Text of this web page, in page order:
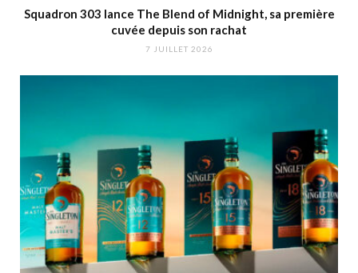
Squadron 303 lance The Blend of Midnight, sa première
cuvée depuis son rachat
7 JUILLET 2026